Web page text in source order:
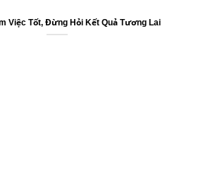
Việc Tốt, Đừng Hỏi Kết Quả Tương Lai